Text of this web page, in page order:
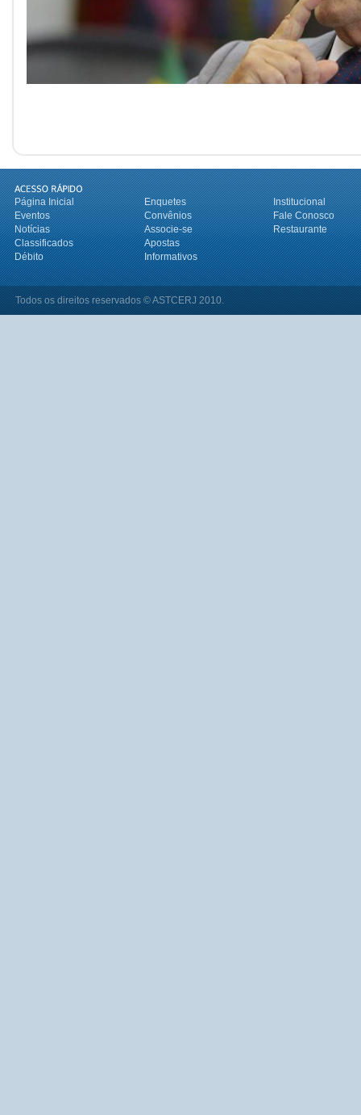
Página Inicial Enquetes
Institucional
Eventos
Convênios
Fale Conosco
Notícias
Associe-se
Restaurante
Classificados
Apostas
Débito
Informativos
Todos os direitos reservados © ASTCERJ 2010.